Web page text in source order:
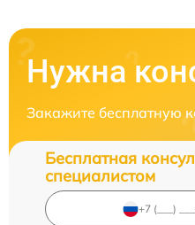
Нужна
Закажите бесплатную
Бесплатная
специалистом